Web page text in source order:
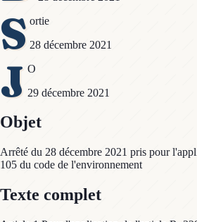
S ortie
28 décembre 2021
J O
29 décembre 2021
Objet
Arrêté du 28 décembre 2021 pris pour
105 du code de l'environnement
Texte complet